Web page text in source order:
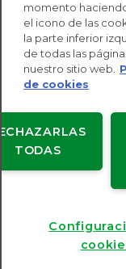
PARA EMPRESAS
RECURSOS
ACERCA DE
Copyright ©
Acuerdos de
Protección de
Configuración de
momento
el icono de las
la parte inferior
de todas las
nuestro sitio web.
de cookies
TODAS